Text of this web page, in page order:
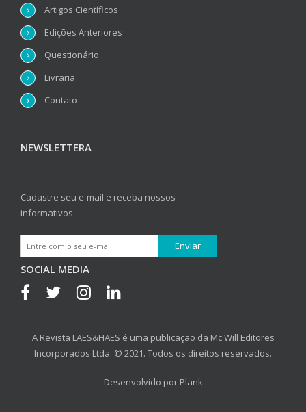
Artigos Científicos
Edições Anteriores
Questionário
Livraria
Contato
NEWSLETTERA
Cadastre seu e-mail e receba nossos
informativos.
SOCIAL MEDIA
A Revista LAES&HAES é uma publicação da Mc Will Editores
Incorporados Ltda. © 2021. Todos os direitos reservados.
Desenvolvido por Plank